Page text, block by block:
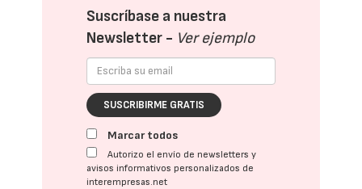
Suscríbase a nuestra
Newsletter - Ver ejemplo
SUSCRIBIRME GRATIS
Marcar todos
Autorizo el envío de newsletters y
avisos informativos personalizados de
interempresas.net